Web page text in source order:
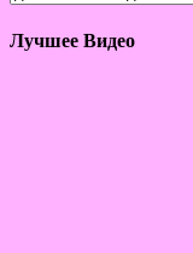
Лучшее Видео